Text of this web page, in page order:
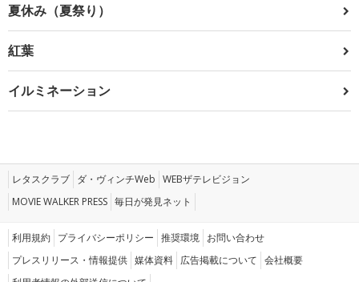
夏休み（夏祭り）
紅葉
イルミネーション
レタスクラブ ダ・ヴィンチWeb WEBザテレビジョン
MOVIE WALKER PRESS 毎日が発見ネット
利用規約 プライバシーポリシー 推奨環境 お問い合わせ
プレスリリース・情報提供 媒体資料 広告掲載について 会社概要